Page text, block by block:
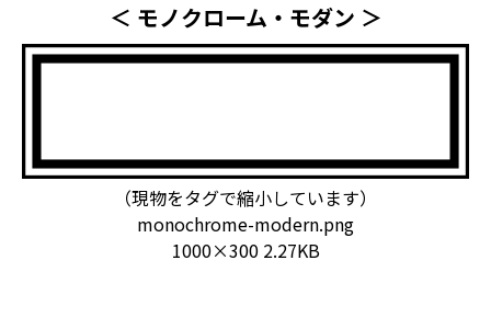
＜ モノクローム・モダン ＞
（現物をタグで縮小しています）
monochrome-modern.png
1000×300 2.27KB